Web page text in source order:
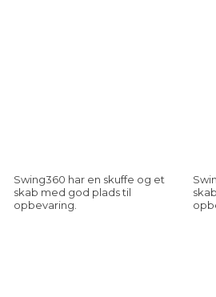
Swing360 har en skuffe og et
skab med god plads til
opbevaring.